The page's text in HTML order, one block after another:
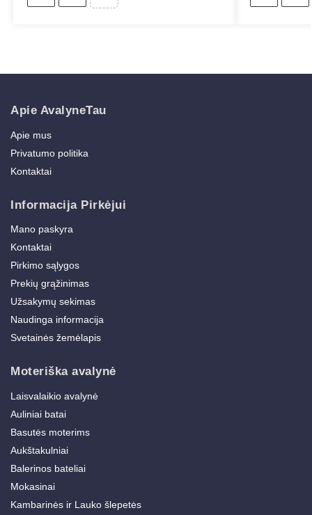
Apie AvalyneTau
Apie mus
Privatumo politika
Kontaktai
Informacija Pirkėjui
Mano paskyra
Kontaktai
Pirkimo sąlygos
Prekių grąžinimas
Užsakymų sekimas
Naudinga informacija
Svetainės žemėlapis
Moteriška avalynė
Laisvalaikio avalynė
Auliniai batai
Basutės moterims
Aukštakulniai
Balerinos bateliai
Mokasinai
Kambarinės ir Lauko šlepetės